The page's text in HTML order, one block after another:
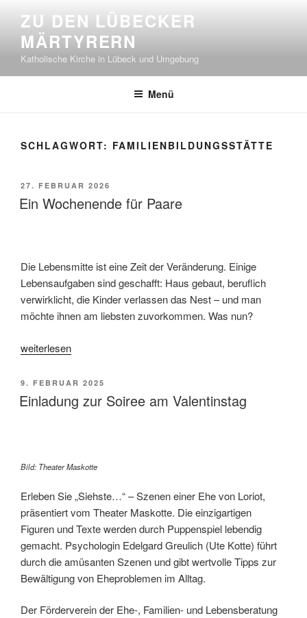
Inhalt
springen
ZU DEN LÜBECKER
MÄRTYRERN
Katholische Kirche in Lübeck und Umgebung
Menü
SCHLAGWORT: FAMILIENBILDUNGSSTÄTTE
VERÖFFENTLICHT
AM
27. FEBRUAR 2026
Ein Wochenende für Paare
Die Lebensmitte ist eine Zeit der Veränderung. Einige
Lebensaufgaben sind geschafft: Haus gebaut, beruflich
verwirklicht, die Kinder verlassen das Nest – und man
möchte ihnen am liebsten zuvorkommen. Was nun?
„Ein
für
Paare“
weiterlesen
VERÖFFENTLICHT
AM
9. FEBRUAR 2025
Einladung zur Soiree am Valentinstag
Bild: Theater Maskotte
Erleben Sie „Siehste…“ – Szenen einer Ehe von Loriot,
präsentiert vom Theater Maskotte. Die einzigartigen
Figuren und Texte werden durch Puppenspiel lebendig
gemacht. Psychologin Edelgard Greulich (Ute Kotte) führt
durch die amüsanten Szenen und gibt wertvolle Tipps zur
Bewältigung von Eheproblemen im Alltag.
Der Förderverein der Ehe-, Familien- und Lebensberatung